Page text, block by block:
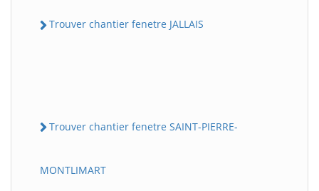
Trouver chantier fenetre JALLAIS
Trouver chantier fenetre SAINT-PIERRE-
MONTLIMART